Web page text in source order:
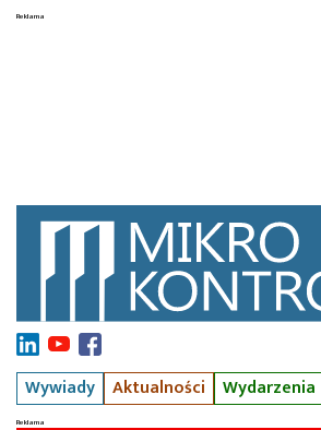
Wywiady Aktualności Wydarzenia